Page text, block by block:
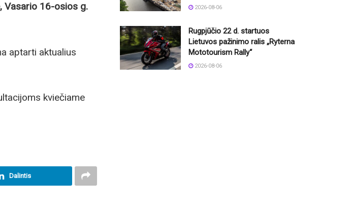
Vasario 16-osios g.
aptarti aktualius
kviečiame
Dalintis
2026-08-06
Rugpjūčio 22 d. startuos
Lietuvos pažinimo ralis „Ryterna
Mototourism Rally“
2026-08-06